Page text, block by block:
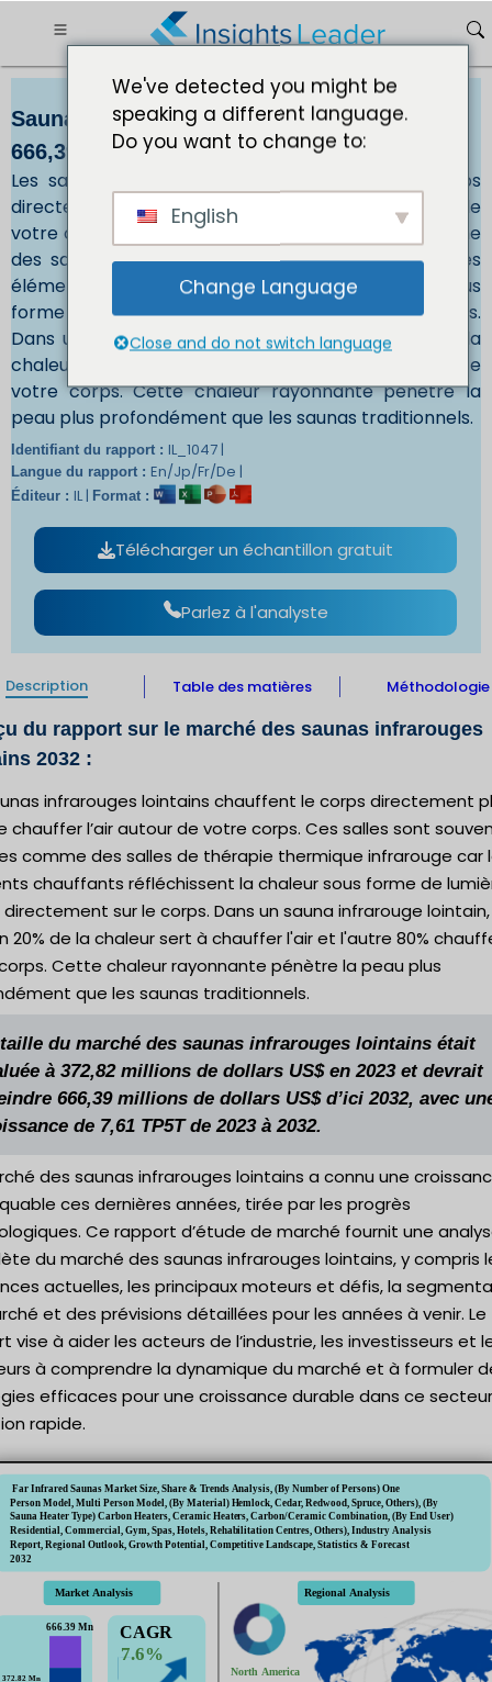
Saunas infrarouges lointains Marché Taille
666,39 millions de dollars dici 2032
Les saunas infrarouges lointains chauffent le corps
directement plutôt que de chauffer l’air autour de
votre corps. Ces salles sont souvent décrites comme
des salles de thérapie thermique infrarouge car les
éléments chauffants réfléchissent la chaleur sous
forme de lumière émise directement sur le corps.
Dans un sauna infrarouge lointain, environ 20% de la
chaleur sert à chauffer l'air et l'autre 80% chauffe
votre corps. Cette chaleur rayonnante pénètre la
peau plus profondément que les saunas traditionnels.
Identifiant du rapport : IL_1047 |
Langue du rapport : En/Jp/Fr/De |
Éditeur : IL | Format :
Télécharger un échantillon gratuit
Parlez à l'analyste
Description Table des matières Méthodologie
du rapport sur le marché des saunas infrarouges
2032 :
infrarouges lointains chauffent le corps directement
chauffer l’air autour de votre corps. Ces salles sont
comme des salles de thérapie thermique infrarouge car
chauffants réfléchissent la chaleur sous forme de
sur le corps. Dans un sauna infrarouge lointain,
20% de la chaleur sert à chauffer l'air et l'autre 80%
Cette chaleur rayonnante pénètre la peau plus
que les saunas traditionnels.
du marché des saunas infrarouges lointains était
à 372,82 millions de dollars US$ en 2023 et devrait
666,39 millions de dollars US$ d’ici 2032, avec
de 7,61 TP5T de 2023 à 2032.
des saunas infrarouges lointains a connu une
ces dernières années, tirée par les progrès
Ce rapport d’étude de marché fournit une
du marché des saunas infrarouges lointains, y compris
actuelles, les principaux moteurs et défis, la
et des prévisions détaillées pour les années à venir. Le
vise à aider les acteurs de l’industrie, les investisseurs et
à comprendre la dynamique du marché et à formuler
efficaces pour une croissance durable dans ce
rapide.
We've detected you might be
speaking a different language.
Do you want to change to:
English
Change Language
Close and do not switch language